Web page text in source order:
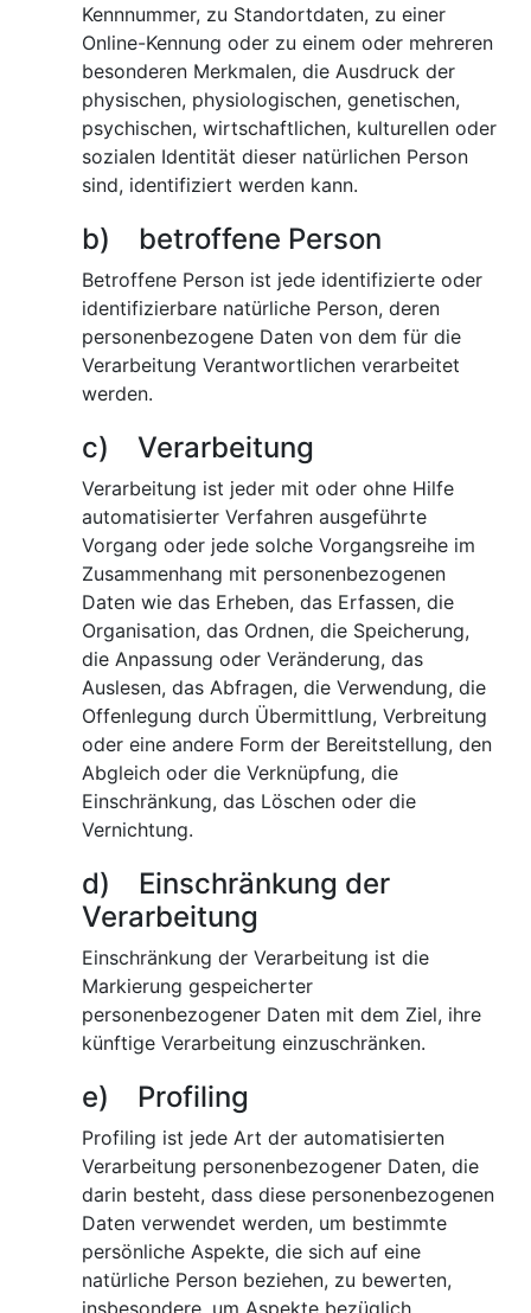
Kennnummer, zu Standortdaten, zu einer
Online-Kennung oder zu einem oder mehreren
besonderen Merkmalen, die Ausdruck der
physischen, physiologischen, genetischen,
psychischen, wirtschaftlichen, kulturellen oder
sozialen Identität dieser natürlichen Person
sind, identifiziert werden kann.
b) betroffene Person
Betroffene Person ist jede identifizierte oder
identifizierbare natürliche Person, deren
personenbezogene Daten von dem für die
Verarbeitung Verantwortlichen verarbeitet
werden.
c) Verarbeitung
Verarbeitung ist jeder mit oder ohne Hilfe
automatisierter Verfahren ausgeführte
Vorgang oder jede solche Vorgangsreihe im
Zusammenhang mit personenbezogenen
Daten wie das Erheben, das Erfassen, die
Organisation, das Ordnen, die Speicherung,
die Anpassung oder Veränderung, das
Auslesen, das Abfragen, die Verwendung, die
Offenlegung durch Übermittlung, Verbreitung
oder eine andere Form der Bereitstellung, den
Abgleich oder die Verknüpfung, die
Einschränkung, das Löschen oder die
Vernichtung.
d) Einschränkung der
Verarbeitung
Einschränkung der Verarbeitung ist die
Markierung gespeicherter
personenbezogener Daten mit dem Ziel, ihre
künftige Verarbeitung einzuschränken.
e) Profiling
Profiling ist jede Art der automatisierten
Verarbeitung personenbezogener Daten, die
darin besteht, dass diese personenbezogenen
Daten verwendet werden, um bestimmte
persönliche Aspekte, die sich auf eine
natürliche Person beziehen, zu bewerten,